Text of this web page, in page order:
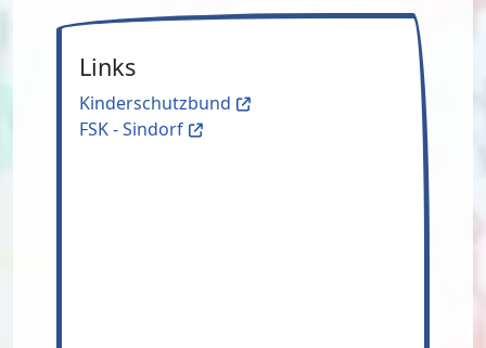
Links
Kinderschutzbund
FSK - Sindorf